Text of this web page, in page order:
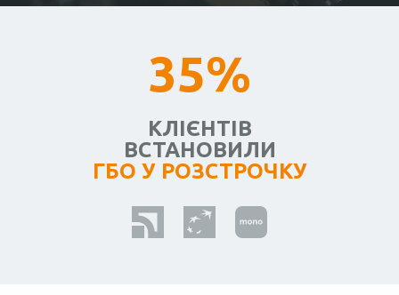
35%
КЛІЄНТІВ
ВСТАНОВИЛИ
ГБО У РОЗСТРОЧКУ